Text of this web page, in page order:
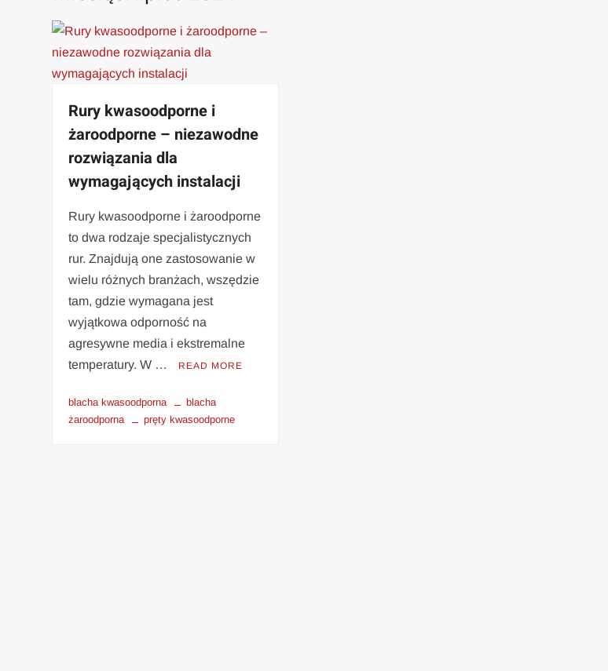
Rury kwasoodporne i
żaroodporne – niezawodne
rozwiązania dla
wymagających instalacji
Rury kwasoodporne i żaroodporne
to dwa rodzaje specjalistycznych
rur. Znajdują one zastosowanie w
wielu różnych branżach, wszędzie
tam, gdzie wymagana jest
wyjątkowa odporność na
agresywne media i ekstremalne
temperatury. W …
READ MORE
blacha kwasoodporna
blacha
żaroodporna
pręty kwasoodporne